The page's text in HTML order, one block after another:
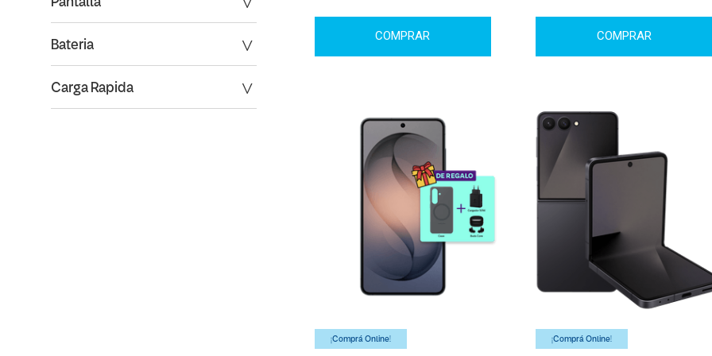
Pantalla
Carga Rapida
Bateria
COMPRAR COMPRAR
¡Comprá Online! ¡Comprá Online!